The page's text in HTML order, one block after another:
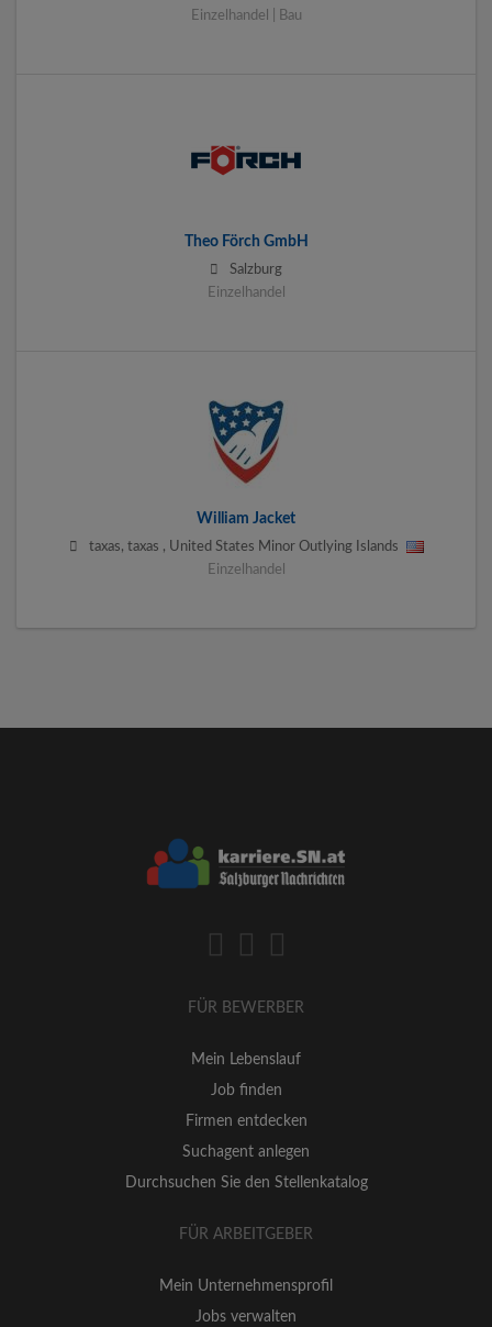
Einzelhandel | Bau
Theo Förch GmbH
Salzburg
Einzelhandel
William Jacket
taxas, taxas , United States Minor Outlying Islands
Einzelhandel
FÜR BEWERBER
Mein Lebenslauf
Job finden
Firmen entdecken
Suchagent anlegen
Durchsuchen Sie den Stellenkatalog
FÜR ARBEITGEBER
Mein Unternehmensprofil
Jobs verwalten